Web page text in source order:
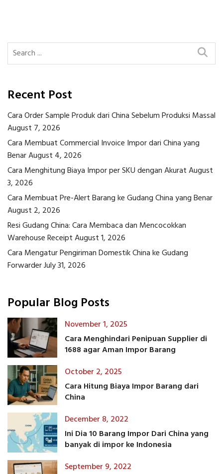
Recent Post
Cara Order Sample Produk dari China Sebelum Produksi Massal
August 7, 2026
Cara Membuat Commercial Invoice Impor dari China yang
BenarAugust 4, 2026
Cara Menghitung Biaya Impor per SKU dengan AkuratAugust
3, 2026
Cara Membuat Pre-Alert Barang ke Gudang China yang Benar
August 2, 2026
Resi Gudang China: Cara Membaca dan Mencocokkan
Warehouse ReceiptAugust 1, 2026
Cara Mengatur Pengiriman Domestik China ke Gudang
ForwarderJuly 31, 2026
Popular Blog Posts
November 1, 2025
Cara Menghindari Penipuan Supplier di
1688 agar Aman Impor Barang
October 2, 2025
Cara Hitung Biaya Impor Barang dari
China
December 8, 2022
Ini Dia 10 Barang Impor Dari China yang
banyak di impor ke Indonesia
September 9, 2022